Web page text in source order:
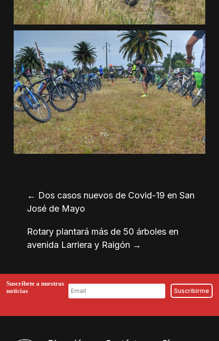
← Dos casos nuevos de Covid-19 en San
José de Mayo
Rotary plantará más de 50 árboles en
avenida Larriera y Raigón →
Suscríbete a nuestras
noticias